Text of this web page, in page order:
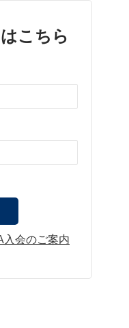
こちら
入会のご案内